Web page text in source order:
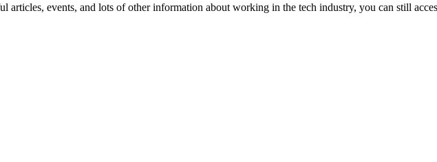
events, and lots of other information about working in the tech industry, you can still